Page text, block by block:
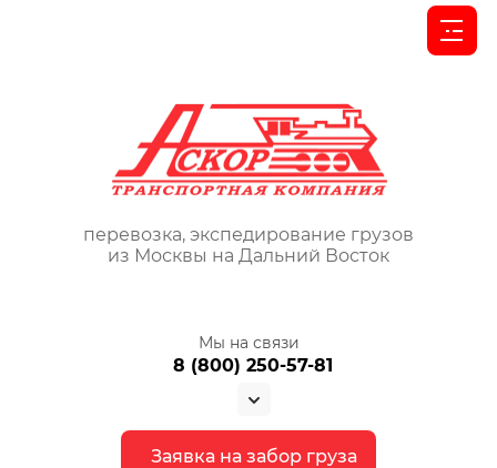
перевозка, экспедирование грузов
из Москвы на Дальний Восток
Мы на связи
8 (800) 250-57-81
Заявка на забор груза